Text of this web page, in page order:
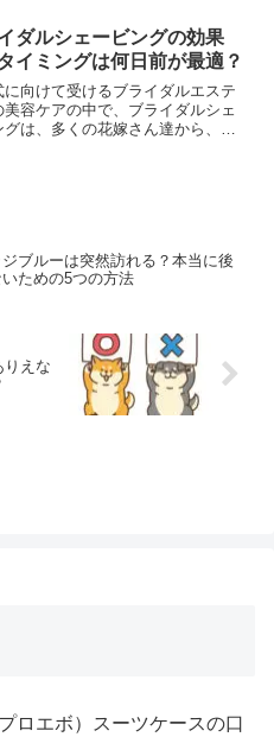
人は全体で57％にのぼっており、
でもほとん...
ダルシェービングの効果
イミングは何日前が最適？
に向けて受けるブライダルエステ
美容ケアの中で、ブライダルシェ
グは、多くの花嫁さん達から、受
ブルーは突然訪れる？本当に後
ための5つの方法
りえな
ロエボ）スーツケースの口